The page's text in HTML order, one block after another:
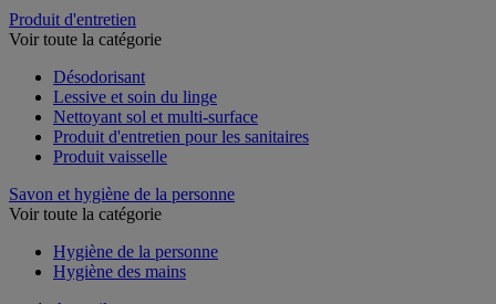
Produit d'entretien
Désodorisant
Lessive et soin du linge
Nettoyant sol et multi-surface
Produit d'entretien pour les sanitaires
Savon et hygiène de la personne
Hygiène de la personne